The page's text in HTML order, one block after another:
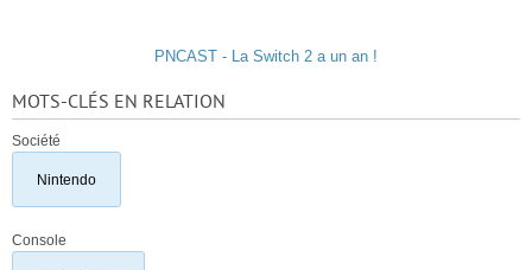
PNCAST - La Switch 2 a un an !
MOTS-CLÉS EN RELATION
Société
Nintendo
Console